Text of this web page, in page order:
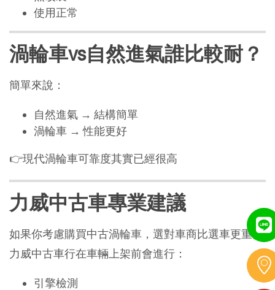
使用正常
渦輪車vs自然進氣誰比較耐？
簡單來說：
自然進氣 → 結構簡單
渦輪車 → 性能更好
👉現代渦輪車可靠度其實已經很高
力威中古車專業建議
如果你考慮購買中古渦輪車，選對車商比選車更重要
力威中古車行在車輛上架前會進行：
引擎檢測